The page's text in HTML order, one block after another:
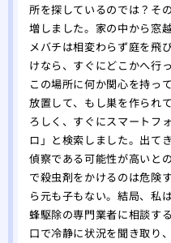
所を探しているのでは？そ
増しました。家の中から窓
メバチは相変わらず庭を飛
けなら、すぐにどこかへ行
この場所に何か関心を持っ
放置して、もし巣を作られ
ろしく、すぐにスマートフ
ロ」と検索しました。出て
偵察である可能性が高いと
で殺虫剤をかけるのは危険
ら元も子もない。結局、私
蜂駆除の専門業者に相談す
口で冷静に状況を聞き取り